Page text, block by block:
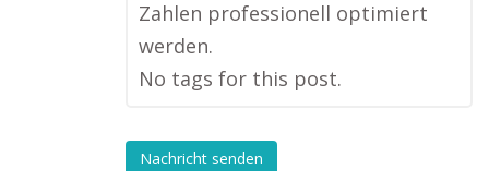
Zahlen professionell optimiert
werden.
No tags for this post.
Nachricht senden